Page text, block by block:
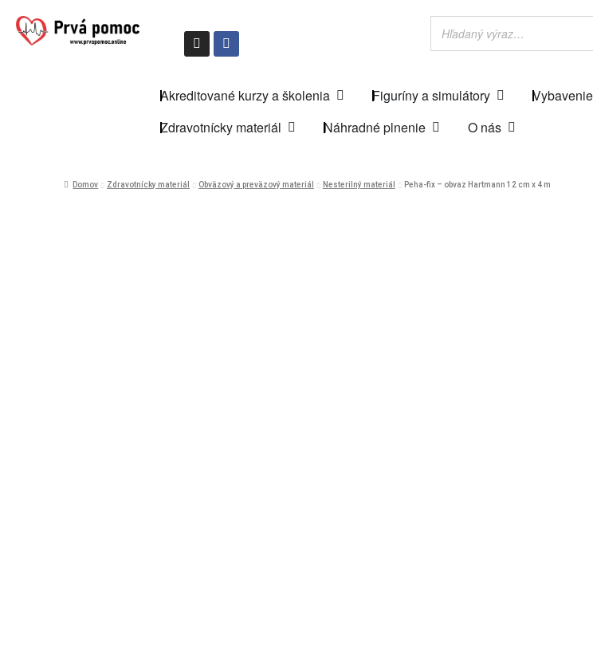
Akreditované kurzy a školenia Figuríny a simulátory
Zdravotnícky materiál
Náhradné plnenie O nás
Domov Zdravotnícky materiál Obväzový a preväzový materiál Nesterilný materiál Peha-fix – obvaz Hartmann 12 cm x 4 m